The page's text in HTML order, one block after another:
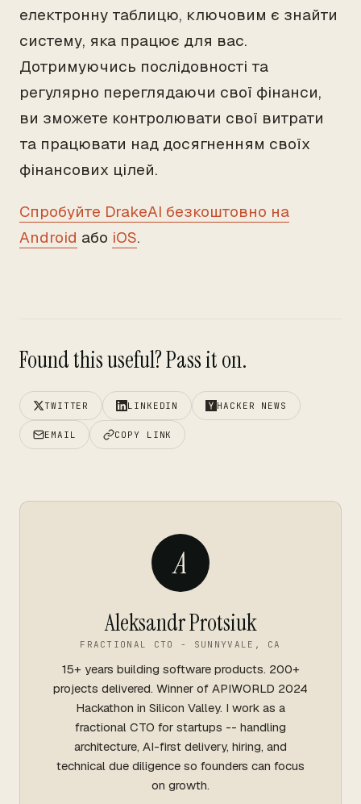
електронну таблицю, ключовим є знайти
систему, яка працює для вас.
Дотримуючись послідовності та
регулярно переглядаючи свої фінанси,
ви зможете контролювати свої витрати
та працювати над досягненням своїх
фінансових цілей.
Спробуйте DrakeAI безкоштовно на
Android або iOS.
Found this useful? Pass it on.
TWITTER LINKEDIN HACKER NEWS
EMAIL COPY LINK
A
Aleksandr Protsiuk
FRACTIONAL CTO - SUNNYVALE, CA
15+ years building software products. 200+
projects delivered. Winner of APIWORLD 2024
Hackathon in Silicon Valley. I work as a
fractional CTO for startups -- handling
architecture, AI-first delivery, hiring, and
technical due diligence so founders can focus
on growth.